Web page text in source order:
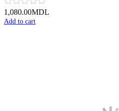
1,080.00MDL
Add to cart